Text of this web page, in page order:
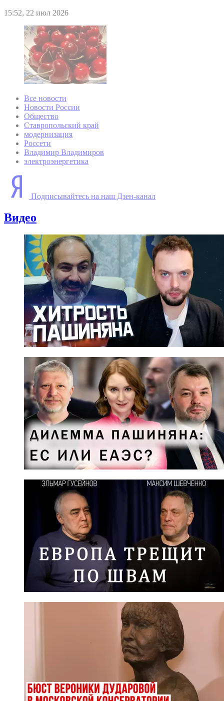
15:52, 22 июл 2026
Все новости
Новости России
Общество
Ставропольский край
модернизация
Россети
Владимир Владимиров
электроэнергетика
Подписывайтесь на наш Дзен-канал
Видео